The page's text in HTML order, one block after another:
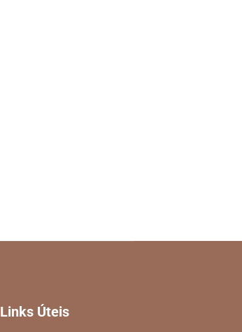
Links Úteis